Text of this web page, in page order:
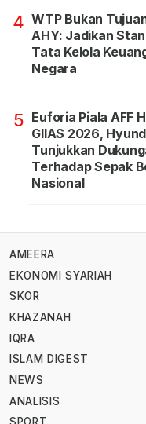
4 WTP Bukan
AHY: Jadikan
Tata Kelola
Negara
5 Euforia Piala AFF
GIIAS 2026,
Tunjukkan
Terhadap Sepak
Nasional
AMEERA
EKONOMI SYARIAH
SKOR
KHAZANAH
IQRA
ISLAM DIGEST
NEWS
ANALISIS